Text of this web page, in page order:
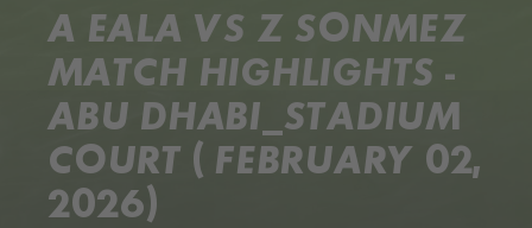
A EALA VS Z SONMEZ
MATCH HIGHLIGHTS -
ABU DHABI_STADIUM
COURT ( FEBRUARY 02,
2026)